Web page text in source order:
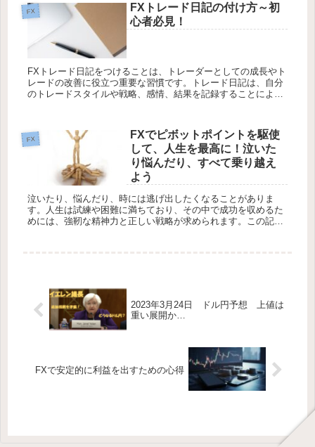
FX
FXトレード日記の付け方～初
心者必見！
FXトレード日記をつけることは、トレーダーとしての成長やト
レードの改善に役立つ重要な習慣です。トレード日記は、自分
のトレードスタイルや戦略、感情、結果を記録することによっ
FX
FXでピボットポイントを駆使
して、人生を最高に！泣いた
り悩んだり、すべて乗り越え
よう
泣いたり、悩んだり、時には逃げ出したくなることがありま
す。人生は試練や困難に満ちており、その中で成功を収めるた
めには、強靭な精神力と正しい戦略が求められます。この記事
2023年3月24日 ドル円予想 上値は
重い展開か…
FXで安定的に利益を出すための心得